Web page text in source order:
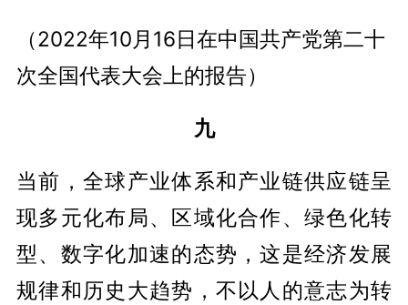
（2022年10月16日在中国共产党第二十
次全国代表大会上的报告）
九
当前，全球产业体系和产业链供应链呈
现多元化布局、区域化合作、绿色化转
型、数字化加速的态势，这是经济发展
规律和历史大趋势，不以人的意志为转